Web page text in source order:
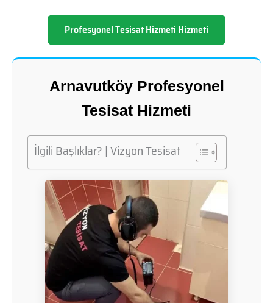
Profesyonel Tesisat Hizmeti Hizmeti
Arnavutköy Profesyonel
Tesisat Hizmeti
İlgili Başlıklar? | Vizyon Tesisat